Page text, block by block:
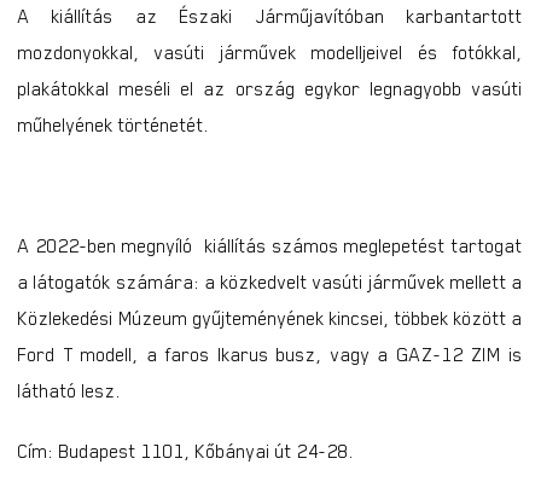
A kiállítás az Északi Járműjavítóban karbantartott
mozdonyokkal, vasúti járművek modelljeivel és fotókkal,
plakátokkal meséli el az ország egykor legnagyobb vasúti
műhelyének történetét.
A 2022-ben megnyíló kiállítás számos meglepetést tartogat
a látogatók számára: a közkedvelt vasúti járművek mellett a
Közlekedési Múzeum gyűjteményének kincsei, többek között a
Ford T modell, a faros Ikarus busz, vagy a GAZ-12 ZIM is
látható lesz.
Cím: Budapest 1101, Kőbányai út 24-28.